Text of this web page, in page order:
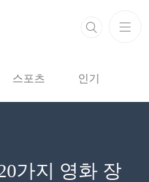
스포츠 인기
가지 영화 장